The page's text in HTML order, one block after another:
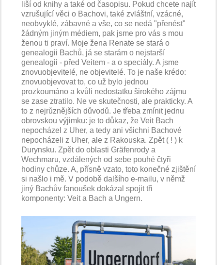
liší od knihy a také od časopisu. Pokud chcete najít
vzrušující věci o Bachovi, také zvláštní, vzácné,
neobvyklé, zábavné a vše, co se nedá "přenést"
žádným jiným médiem, pak jsme pro vás s mou
ženou ti praví. Moje žena Renate se stará o
genealogii Bachů, já se starám o nejstarší
genealogii - před Veitem - a o speciály. A jsme
znovuobjevitelé, ne objevitelé. To je naše krédo:
znovuobjevovat to, co už bylo jednou
prozkoumáno a kvůli nedostatku širokého zájmu
se zase ztratilo. Ne ve skutečnosti, ale prakticky. A
to z nejrůznějších důvodů. Je třeba zmínit jednu
obrovskou výjimku: je to důkaz, že Veit Bach
nepocházel z Uher, a tedy ani všichni Bachové
nepocházeli z Uher, ale z Rakouska. Zpět ( ! ) k
Durynsku. Zpět do oblasti Gräfenrody a
Wechmaru, vzdálených od sebe pouhé čtyři
hodiny chůze. A, přísně vzato, toto konečné zjištění
si našlo i mě. V podobě dalšího e-mailu, v němž
jiný Bachův fanoušek dokázal spojit tři
komponenty: Veit a Bach a Ungern.